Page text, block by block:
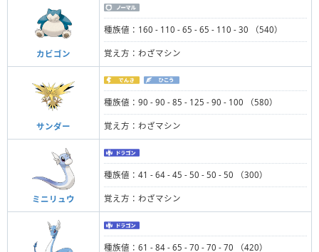
カビゴン
種族値：160 - 110 - 65 - 65 - 110 - 30 （540）
覚え方：わざマシン
サンダー
種族値：90 - 90 - 85 - 125 - 90 - 100 （580）
覚え方：わざマシン
ミニリュウ
種族値：41 - 64 - 45 - 50 - 50 - 50 （300）
覚え方：わざマシン
種族値：61 - 84 - 65 - 70 - 70 - 70 （420）